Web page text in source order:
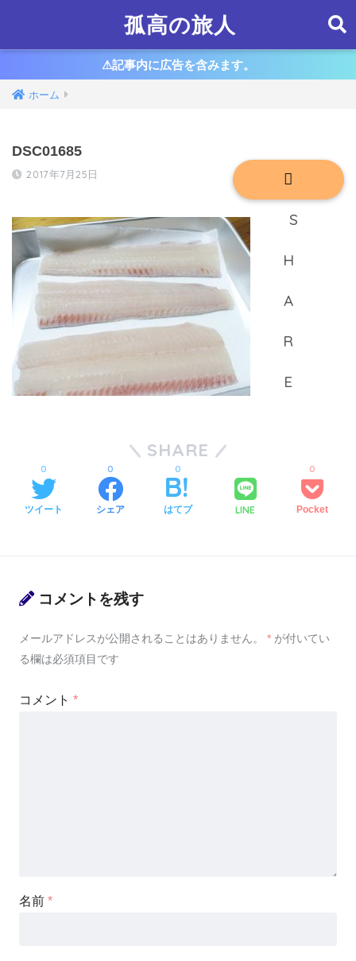
孤高の旅人
⚠︎記事内に広告を含みます。
ホーム
DSC01685
2017年7月25日
SHARE
ツイート
0
シェア
0
はてブ
0
LINE Pocket
0
コメントを残す
メールアドレスが公開されることはありません。 * が付いてい
る欄は必須項目です
コメント *
名前 *